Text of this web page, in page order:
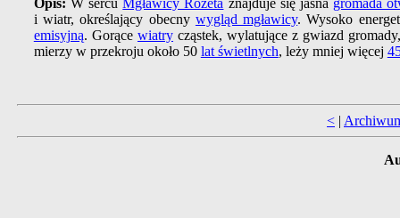
Opis: W sercuMgławicy Rozeta znajduje się jasna gromada
i wiatr, określający obecny wygląd mgławicy. Wysoko
emisyjną. Gorące wiatrycząstek, wylatujące z gwiazd
mierzy w przekroju około 50 lat świetlnych, leży mniej więcej
< |